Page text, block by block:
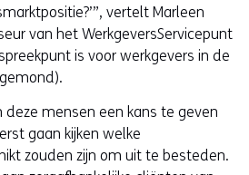
vertelt Marleen
van het WerkgeversServicepunt
is voor werkgevers in de
deze mensen een kans te geven
gaan kijken welke
zouden zijn om uit te besteden.